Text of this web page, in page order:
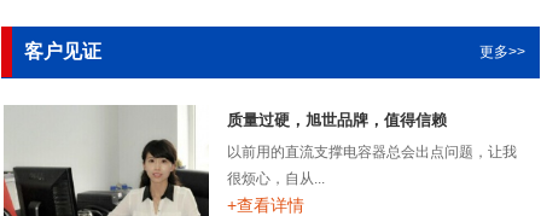
客户见证 更多>>
质量过硬，旭世品牌，值得信赖
以前用的直流支撑电容器总会出点问题，让我
很烦心，自从...
+查看详情